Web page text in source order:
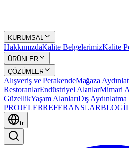
KURUMSAL
HakkımızdaKalite BelgelerimizKalite
ÜRÜNLER
ÇÖZÜMLER
Alışveriş ve PerakendeMağaza
RestoranlarEndüstriyel AlanlarMimari
GüzellikYaşam AlanlarıDış
PROJELERREFERANSLARBLOG
tr